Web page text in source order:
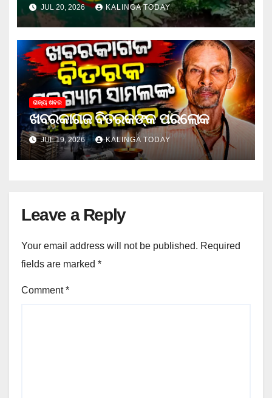
JUL 20, 2026 KALINGA TODAY
ରାଜ୍ୟ ଖବର
ଖବରକାଗଜ ବିତରକଙ୍କ ପରଲୋକ
JUL 19, 2026 KALINGA TODAY
Leave a Reply
Your email address will not be published. Required
fields are marked *
Comment*